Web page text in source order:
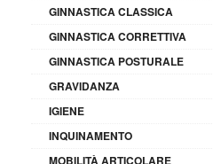
GINNASTICA CLASSICA
GINNASTICA CORRETTIVA
GINNASTICA POSTURALE
GRAVIDANZA
IGIENE
INQUINAMENTO
MOBILITÀ ARTICOLARE